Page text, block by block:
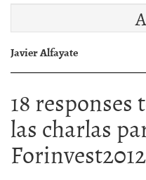
Javier Alfayate
18 responses
las charlas
Forinvest2012